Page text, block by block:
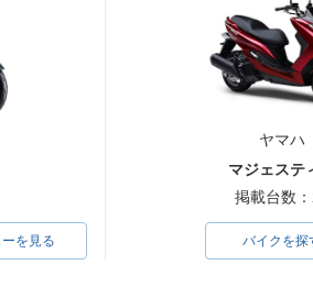
を見る
ヤマハ
マジェステ
掲載台数
バイクを探